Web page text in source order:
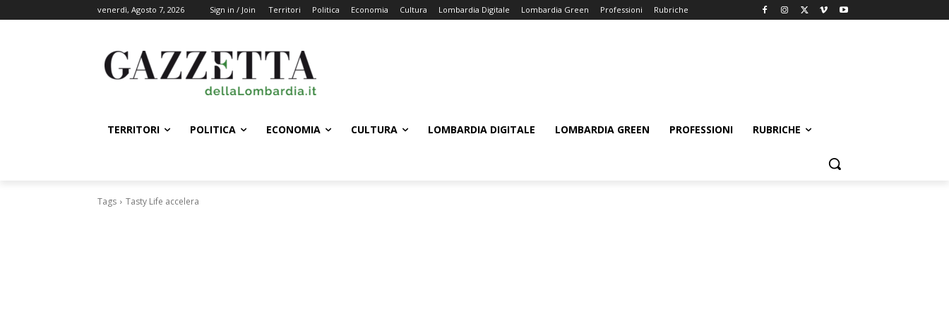
venerdì, Agosto 7, 2026 Sign in / Join Territori Politica Economia Cultura Lombardia Digitale Lombardia Green Professioni Rubriche
TERRITORI POLITICA ECONOMIA CULTURA LOMBARDIA DIGITALE LOMBARDIA GREEN PROFESSIONI RUBRICHE
Tags Tasty Life accelera